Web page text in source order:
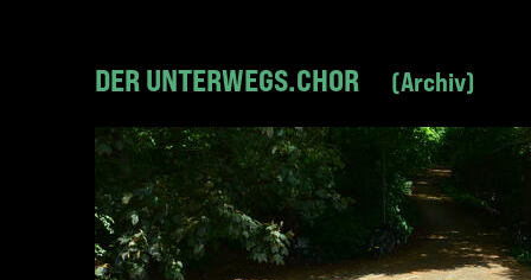
DER UNTERWEGS.CHOR Archiv